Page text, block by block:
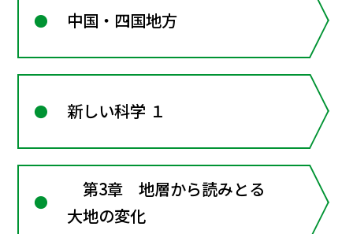
中国・四国地方
新しい科学 １
第3章 地層から読みとる
大地の変化